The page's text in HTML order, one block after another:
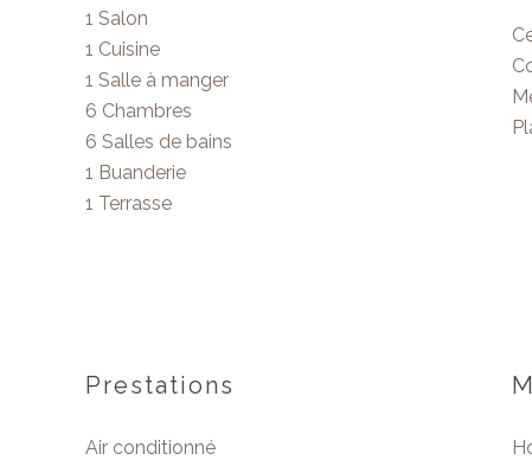
1 Salon
1 Cuisine
1 Salle à manger
6 Chambres
6 Salles de bains
1 Buanderie
1 Terrasse
Prestations
Air conditionné